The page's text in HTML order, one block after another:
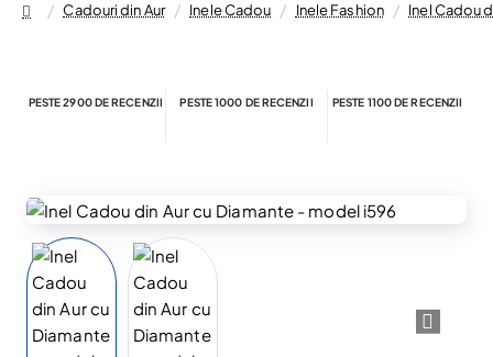
Cadouri din Aur Inele Cadou Inele Fashion Inel Cadou
PESTE 2900 DE RECENZII PESTE 1000 DE RECENZII PESTE 1100 DE RECENZII